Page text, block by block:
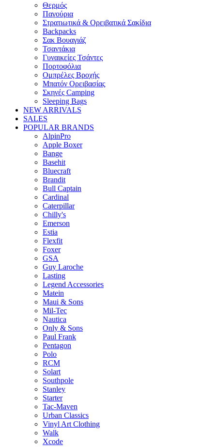
Θερμός
Παγούρια
Στρατιωτικά & Ορειβατικά Σακίδια
Backpacks
Σακ Βουαγιάζ
Τσαντάκια
Γυναικείες Τσάντες
Πορτοφόλια
Ομπρέλες Βροχής
Μπατόν Ορειβασίας
Σκηνές Camping
Sleeping Bags
NEW ARRIVALS
SALES
POPULAR BRANDS
AlpinPro
Apple Boxer
Bange
Basehit
Bluecraft
Brandit
Bull Captain
Cardinal
Caterpillar
Chilly's
Emerson
Estia
Flexfit
Foxer
GSA
Guy Laroche
Lasting
Legend Accessories
Matein
Maui & Sons
Mil-Tec
Nautica
Only & Sons
Paul Frank
Pentagon
Polo
RCM
Solart
Southpole
Stanley
Starter
Tac-Maven
Urban Classics
Vinyl Art Clothing
Walk
Xcode